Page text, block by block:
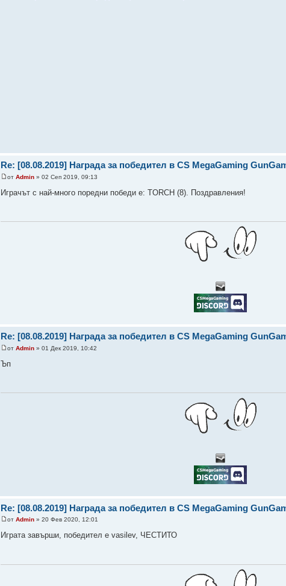
Re: [08.08.2019] Награда за победител в CS MegaGaming
отAdmin » 02 Сеп 2019, 09:13
Играчът с най-много поредни победи е: TORCH (8). Поздравления!
Re: [08.08.2019] Награда за победител в CS MegaGaming
отAdmin » 01 Дек 2019, 10:42
Ъп
Re: [08.08.2019] Награда за победител в CS MegaGaming
отAdmin » 20 Фев 2020, 12:01
Играта завърши, победител е vasilev, ЧЕСТИТО